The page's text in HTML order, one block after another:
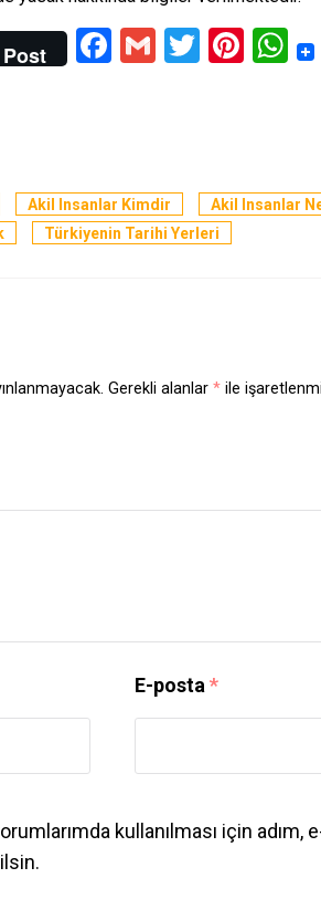
Post Facebook
GmailTwitter
Akil Insanlar Kimdir Akil Insanlar
Türkiyenin Tarihi Yerleri
Gerekli alanlar * ile
E-posta *
kullanılması için